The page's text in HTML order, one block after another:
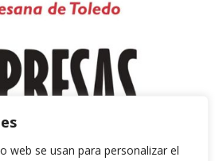
web se usan para personalizar el